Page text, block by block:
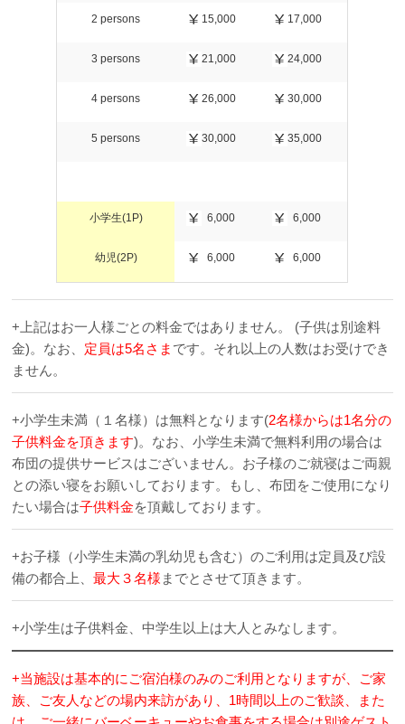
2 persons 15,000 17,000
3 persons 21,000 24,000
4 persons 26,000 30,000
5 persons 30,000 35,000
小学生(1P) 6,000 6,000
幼児(2P) 6,000 6,000
+上記はお一人様ごとの料金ではありません。 (子供は別途料
金)。なお、 定員は5名さま です。それ以上の人数はお受けでき
ません。
+小学生未満（１名様）は無料となります(2名様からは1名分の
子供料金を頂きます)。なお、小学生未満で無料利用の場合は
布団の提供サービスはございません。お子様のご就寝はご両親
との添い寝をお願いしております。もし、布団をご使用になり
たい場合は子供料金を頂戴しております。
+お子様（小学生未満の乳幼児も含む）のご利用は定員及び設
備の都合上、最大３名様 までとさせて頂きます。
+小学生は子供料金、中学生以上は大人とみなします。
+当施設は基本的にご宿泊様のみのご利用となりますが、ご家
族、ご友人などの場内来訪があり、1時間以上のご歓談、また